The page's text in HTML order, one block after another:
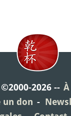
2026
un don